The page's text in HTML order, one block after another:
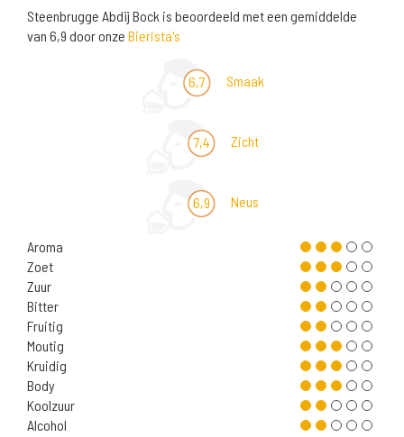
Steenbrugge Abdij Bock is beoordeeld met een gemiddelde
van 6,9 door onze Bierista's
6,7 Smaak
7,4 Zicht
6,9 Neus
Aroma
Zoet
Zuur
Bitter
Fruitig
Moutig
Kruidig
Body
Koolzuur
Alcohol